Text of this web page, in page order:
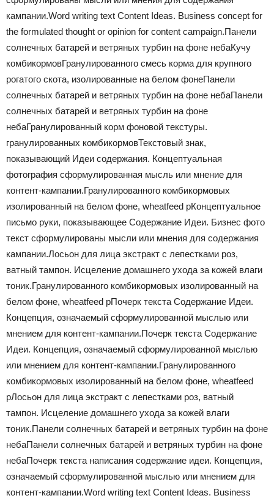
кампании.Word writing text Content Ideas. Business concept for
the formulated thought or opinion for content campaign.Панели
солнечных батарей и ветряных турбин на фоне небаКучу
комбикормовГранулированного смесь корма для крупного
рогатого скота, изолированные на белом фонеПанели
солнечных батарей и ветряных турбин на фоне небаПанели
солнечных батарей и ветряных турбин на фоне
небаГранулированный корм фоновой текстуры.
гранулированных комбикормовТекстовый знак,
показывающий Идеи содержания. Концептуальная
фотография сформулированная мысль или мнение для
контент-кампании.Гранулированного комбикормовых
изолированный на белом фоне, wheatfeed pКонцептуальное
письмо руки, показывающее Содержание Идеи. Бизнес фото
текст сформулированы мысли или мнения для содержания
кампании.Лосьон для лица экстракт с лепестками роз,
ватный тампон. Исцеление домашнего ухода за кожей влаги
тоник.Гранулированного комбикормовых изолированный на
белом фоне, wheatfeed pПочерк текста Содержание Идеи.
Концепция, означаемый сформулированной мыслью или
мнением для контент-кампании.Почерк текста Содержание
Идеи. Концепция, означаемый сформулированной мыслью
или мнением для контент-кампании.Гранулированного
комбикормовых изолированный на белом фоне, wheatfeed
pЛосьон для лица экстракт с лепестками роз, ватный
тампон. Исцеление домашнего ухода за кожей влаги
тоник.Панели солнечных батарей и ветряных турбин на фоне
небаПанели солнечных батарей и ветряных турбин на фоне
небаПочерк текста написания содержание идеи. Концепция,
означаемый сформулированной мыслью или мнением для
контент-кампании.Word writing text Content Ideas. Business